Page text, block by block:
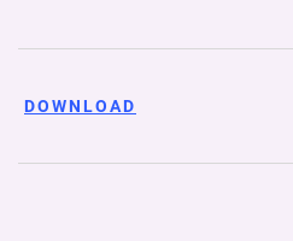
DOWNLOAD